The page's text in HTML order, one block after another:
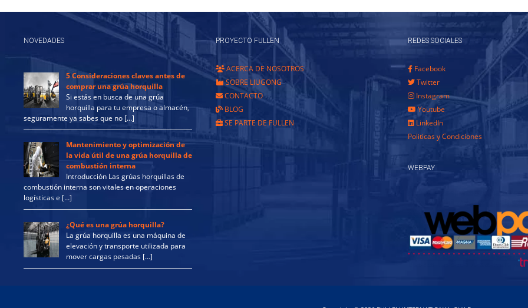
NOVEDADES
5 Consideraciones claves antes de
comprar una grúa horquilla
Si estás en busca de una grúa
horquilla para tu empresa o almacén,
seguramente ya sabes que no […]
Mantenimiento y optimización de
la vida útil de una grúa horquilla de
combustión interna
Introducción Las grúas horquillas de
combustión interna son vitales en operaciones
logísticas e […]
¿Qué es una grúa horquilla?
La grúa horquilla es una máquina de
elevación y transporte utilizada para
mover cargas pesadas […]
PROYECTO FULLEN
ACERCA DE NOSOTROS
SOBRE LIUGONG
CONTACTO
BLOG
SE PARTE DE FULLEN
REDES SOCIALES
Facebook
Twitter
Instagram
Youtube
LinkedIn
Politicas y Condiciones
WEBPAY